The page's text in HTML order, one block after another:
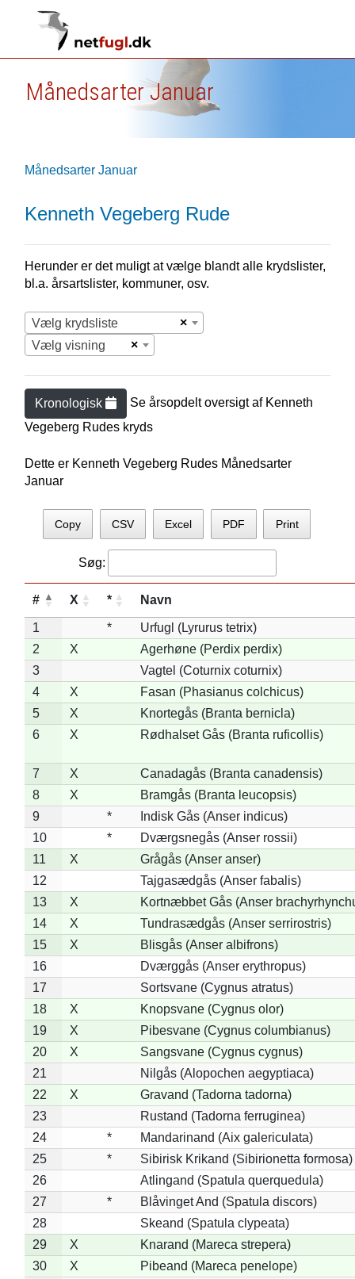
Månedsarter Januar
Månedsarter Januar
Kenneth Vegeberg Rude
Herunder er det muligt at vælge blandt alle krydslister,
bl.a. årsartslister, kommuner, osv.
×
Vælg krydsliste
×
Vælg visning
Kronologisk Se årsopdelt oversigt af Kenneth
Vegeberg Rudes kryds
Dette er Kenneth Vegeberg Rudes Månedsarter
Januar
Copy CSV Excel PDF Print
Søg:
# X * Navn
1 *
Urfugl (Lyrurus tetrix)
2
X
Agerhøne (Perdix perdix)
3
Vagtel (Coturnix coturnix)
4
X
Fasan (Phasianus colchicus)
5
X
Knortegås (Branta bernicla)
6
X Rødhalset Gås (Branta ruficollis)
7 X
Canadagås (Branta canadensis)
8
X
Bramgås (Branta leucopsis)
9
*
Indisk Gås (Anser indicus)
10
*
Dværgsnegås (Anser rossii)
11
X
Grågås (Anser anser)
12
Tajgasædgås (Anser fabalis)
13
X
Kortnæbbet Gås (Anser
14
X
Tundrasædgås (Anser serrirostris)
15
X
Blisgås (Anser albifrons)
16
Dværggås (Anser erythropus)
17
Sortsvane (Cygnus atratus)
18
X
Knopsvane (Cygnus olor)
19
X
Pibesvane (Cygnus columbianus)
20
X
Sangsvane (Cygnus cygnus)
21
Nilgås (Alopochen aegyptiaca)
22
X
Gravand (Tadorna tadorna)
23
Rustand (Tadorna ferruginea)
24
*
Mandarinand (Aix galericulata)
25
*
Sibirisk Krikand (Sibirionetta formosa)
26
Atlingand (Spatula querquedula)
27
*
Blåvinget And (Spatula discors)
28
Skeand (Spatula clypeata)
29
X
Knarand (Mareca strepera)
30
X
Pibeand (Mareca penelope)